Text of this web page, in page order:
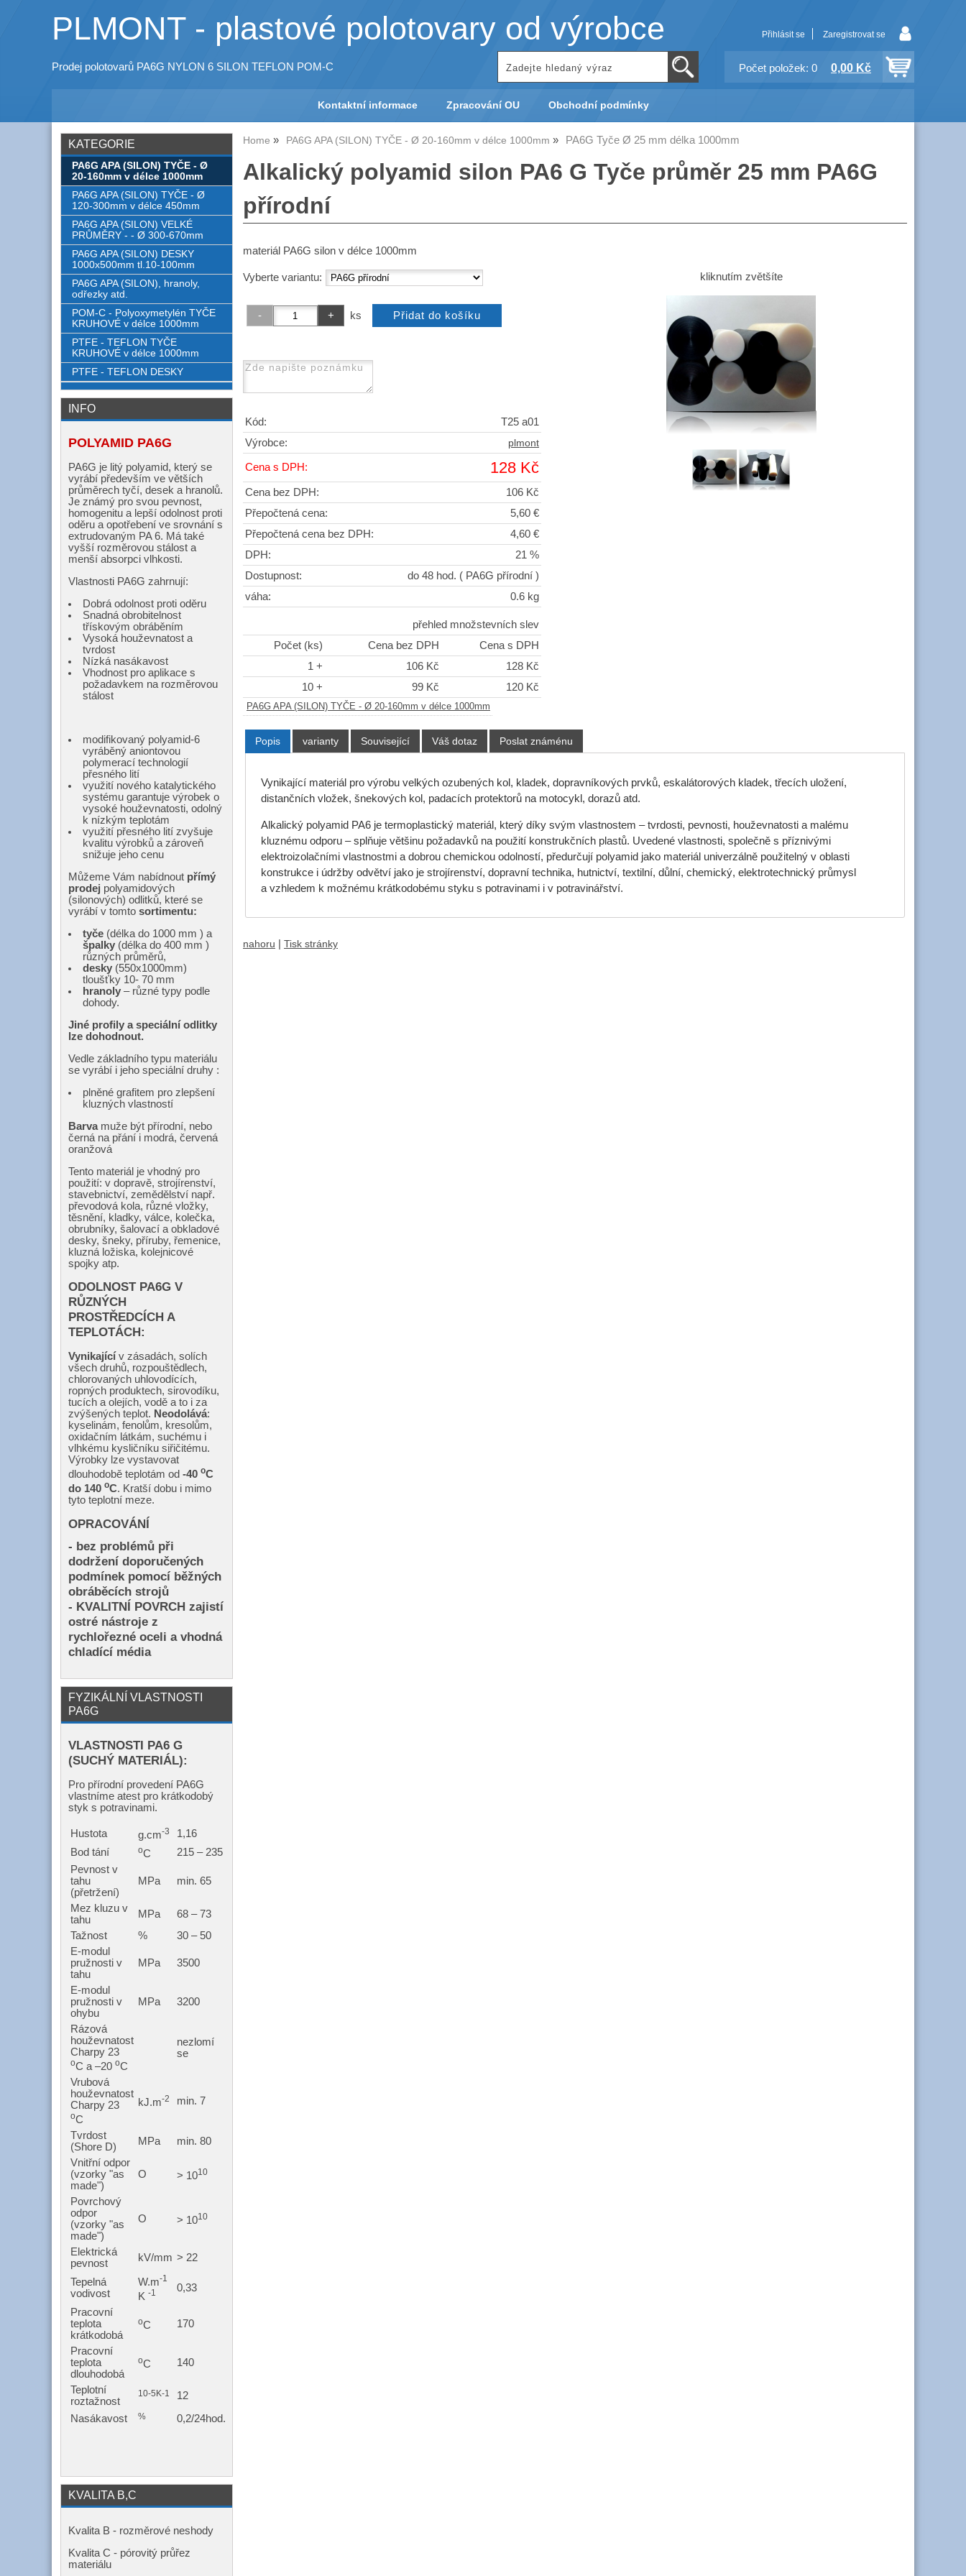
Přihlásit se Zaregistrovat se
Počet položek: 0 0,00 Kč
PLMONT - plastové polotovary od výrobce
Prodej polotovarů PA6G NYLON 6 SILON TEFLON POM-C
Kontaktní informace Zpracování OU Obchodní podmínky
Home PA6G APA (SILON) TYČE - Ø 20-160mm v délce 1000mm PA6G Tyče Ø 25 mm délka 1000mm
Alkalický polyamid silon PA6 G Tyče průměr 25 mm PA6G
přírodní
materiál PA6G silon v délce 1000mm
kliknutím zvětšíte
Vyberte variantu:
ks
Kód:
T25 a01
Výrobce:
plmont
Cena s DPH: 128 Kč
Cena bez DPH:
106 Kč
Přepočtená cena:
5,60 €
Přepočtená cena bez DPH:
4,60 €
DPH:
21 %
Dostupnost:
do 48 hod. ( PA6G přírodní )
váha:
0.6 kg
přehled množstevních slev
Počet (ks)
Cena bez DPH
Cena s DPH
1 +
106 Kč
128 Kč
10 +
99 Kč 120 Kč
PA6G APA (SILON) TYČE - Ø 20-160mm v délce 1000mm
Popis varianty Související Váš dotaz Poslat známénu
Vynikající materiál pro výrobu velkých ozubených kol, kladek, dopravníkových prvků, eskalátorových kladek, třecích uložení,
distančních vložek, šnekových kol, padacích protektorů na motocykl, dorazů atd.
Alkalický polyamid PA6 je termoplastický materiál, který díky svým vlastnostem – tvrdosti, pevnosti, houževnatosti a malému
kluznému odporu – splňuje většinu požadavků na použití konstrukčních plastů. Uvedené vlastnosti, společně s příznivými
elektroizolačními vlastnostmi a dobrou chemickou odolností, předurčují polyamid jako materiál univerzálně použitelný v oblasti
konstrukce i údržby odvětví jako je strojírenství, dopravní technika, hutnictví, textilní, důlní, chemický, elektrotechnický průmysl
a vzhledem k možnému krátkodobému styku s potravinami i v potravinářství.
nahoru Tisk stránky
KATEGORIE
PA6G APA (SILON) TYČE - Ø
20-160mm v délce 1000mm
PA6G APA (SILON) TYČE - Ø
120-300mm v délce 450mm
PA6G APA (SILON) VELKÉ
PRŮMĚRY - - Ø 300-670mm
PA6G APA (SILON) DESKY
1000x500mm tl.10-100mm
PA6G APA (SILON), hranoly,
odřezky atd.
POM-C - Polyoxymetylén TYČE
KRUHOVÉ v délce 1000mm
PTFE - TEFLON TYČE
KRUHOVÉ v délce 1000mm
PTFE - TEFLON DESKY
INFO
POLYAMID PA6G
PA6G je litý polyamid, který se
vyrábí především ve větších
průměrech tyčí, desek a hranolů.
Je známý pro svou pevnost,
homogenitu a lepší odolnost proti
oděru a opotřebení ve srovnání s
extrudovaným PA 6. Má také
vyšší rozměrovou stálost a
menší absorpci vlhkosti.
Vlastnosti PA6G zahrnují:
Dobrá odolnost proti oděru
Snadná obrobitelnost
třískovým obráběním
Vysoká houževnatost a
tvrdost
Nízká nasákavost
Vhodnost pro aplikace s
požadavkem na rozměrovou
stálost
modifikovaný polyamid-6
vyráběný aniontovou
polymerací technologií
přesného lití
využití nového katalytického
systému garantuje výrobek o
vysoké houževnatosti, odolný
k nízkým teplotám
využití přesného lití zvyšuje
kvalitu výrobků a zároveň
snižuje jeho cenu
Můžeme Vám nabídnout přímý
prodej polyamidových
(silonových) odlitků, které se
vyrábí v tomto sortimentu:
tyče (délka do 1000 mm ) a
špalky (délka do 400 mm )
různých průměrů,
desky (550x1000mm)
tloušťky 10- 70 mm
hranoly – různé typy podle
dohody.
Jiné profily a speciální odlitky
lze dohodnout.
Vedle základního typu materiálu
se vyrábí i jeho speciální druhy :
plněné grafitem pro zlepšení
kluzných vlastností
Barvamuže být přírodní, nebo
černá na přání i modrá, červená
oranžová
Tento materiál je vhodný pro
použití: v dopravě, strojírenství,
stavebnictví, zemědělství např.
převodová kola, různé vložky,
těsnění, kladky, válce, kolečka,
obrubníky, šalovací a obkladové
desky, šneky, příruby, řemenice,
kluzná ložiska, kolejnicové
spojky atp.
ODOLNOST PA6G V
RŮZNÝCH
PROSTŘEDCÍCH A
TEPLOTÁCH:
Vynikající v zásadách, solích
všech druhů, rozpouštědlech,
chlorovaných uhlovodících,
ropných produktech, sirovodíku,
tucích a olejích, vodě a to i za
zvýšených teplot. Neodolává:
kyselinám, fenolům, kresolům,
oxidačním látkám, suchému i
vlhkému kysličníku siřičitému.
Výrobky lze vystavovat
dlouhodobě teplotám od -40 oC
do 140 oC. Kratší dobu i mimo
tyto teplotní meze.
OPRACOVÁNÍ
- bez problémů při
dodržení doporučených
podmínek pomocí běžných
obráběcích strojů
- KVALITNÍ POVRCH zajistí
ostré nástroje z
rychlořezné oceli a vhodná
chladící média
FYZIKÁLNÍ VLASTNOSTI
PA6G
VLASTNOSTI PA6 G
(SUCHÝ MATERIÁL):
Pro přírodní provedení PA6G
vlastníme atest pro krátkodobý
styk s potravinami.
Hustota g.cm-3
1,16
Bod tání
oC
215 – 235
Pevnost v
tahu
(přetržení)
MPa min. 65
Mez kluzu v
tahu
MPa
68 – 73
Tažnost
%
30 – 50
E-modul
pružnosti v
tahu
MPa 3500
E-modul
pružnosti v
ohybu
MPa 3200
Rázová
houževnatost
Charpy 23
oC a –20 oC
nezlomí
se
Vrubová
houževnatost
Charpy 23
oC
kJ.m-2 min. 7
Tvrdost
(Shore D)
MPa
min. 80
Vnitřní odpor
(vzorky "as
made")
O > 1010
Povrchový
odpor
(vzorky "as
made")
O > 1010
Elektrická
pevnost
kV/mm > 22
Tepelná
vodivost
W.m-1
K -1 0,33
Pracovní
teplota
krátkodobá
oC 170
Pracovní
teplota
dlouhodobá
oC 140
Teplotní
roztažnost
10-5K-1
12
Nasákavost
% 0,2/24hod.
KVALITA B,C
Kvalita B - rozměrové neshody
Kvalita C - pórovitý průřez
materiálu